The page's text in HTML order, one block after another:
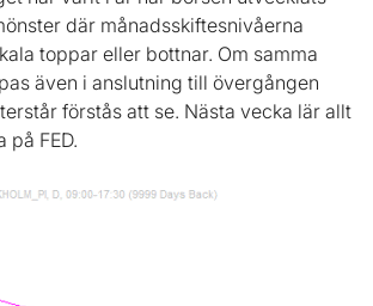
där månadsskiftesnivåerna
toppar eller bottnar. Om samma
även i anslutning till övergången
förstås att se. Nästa vecka lär allt
på FED.